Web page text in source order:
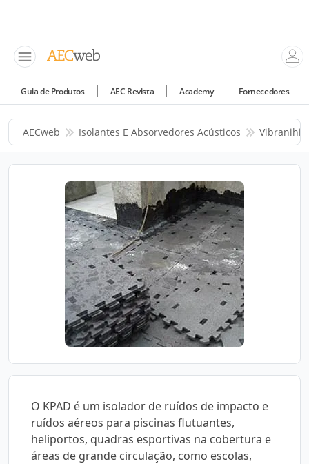
Guia de Produtos AEC Revista Academy Fornecedores
AECweb Isolantes E Absorvedores Acústicos Vibranihil
O KPAD é um isolador de ruídos de impacto e
ruídos aéreos para piscinas flutuantes,
heliportos, quadras esportivas na cobertura e
áreas de grande circulação, como escolas,